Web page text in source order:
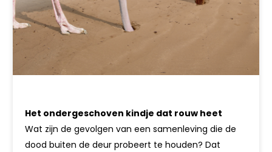
Het ondergeschoven kindje dat rouw heet
Wat zijn de gevolgen van een samenleving die de
dood buiten de deur probeert te houden? Dat